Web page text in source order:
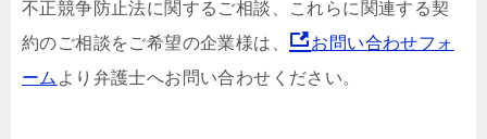
不正競争防止法に関するご相談、これらに関連する契
約のご相談をご希望の企業様は、
お問い合わせフォ
ーム より弁護士へお問い合わせください。